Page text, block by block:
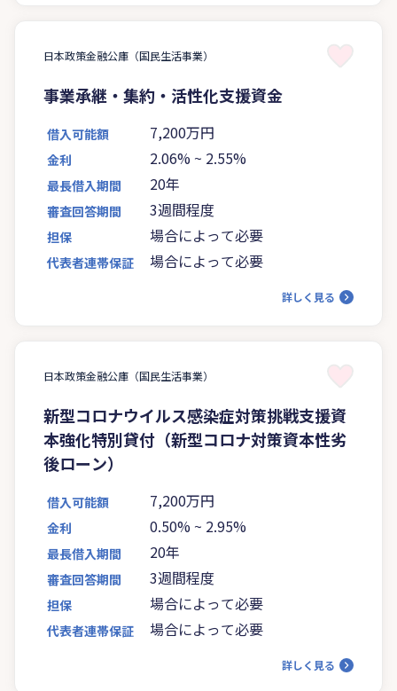
日本政策金融公庫（国民生活事業）
事業承継・集約・活性化支援資金
借入可能額 7,200万円
金利 2.06% ~ 2.55%
最長借入期間 20年
審査回答期間 3週間程度
担保 場合によって必要
代表者連帯保証 場合によって必要
詳しく見る
日本政策金融公庫（国民生活事業）
新型コロナウイルス感染症対策挑戦支援資
本強化特別貸付（新型コロナ対策資本性劣
後ローン）
借入可能額 7,200万円
金利 0.50% ~ 2.95%
最長借入期間 20年
審査回答期間 3週間程度
担保 場合によって必要
代表者連帯保証 場合によって必要
詳しく見る